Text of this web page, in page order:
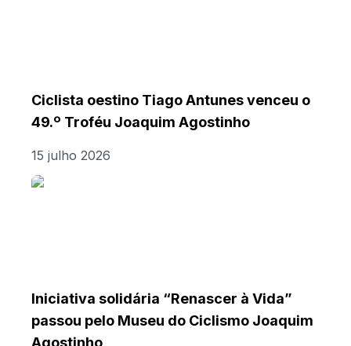
Ciclista oestino Tiago Antunes venceu o
49.º Troféu Joaquim Agostinho
15 julho 2026
Iniciativa solidária “Renascer à Vida”
passou pelo Museu do Ciclismo Joaquim
Agostinho